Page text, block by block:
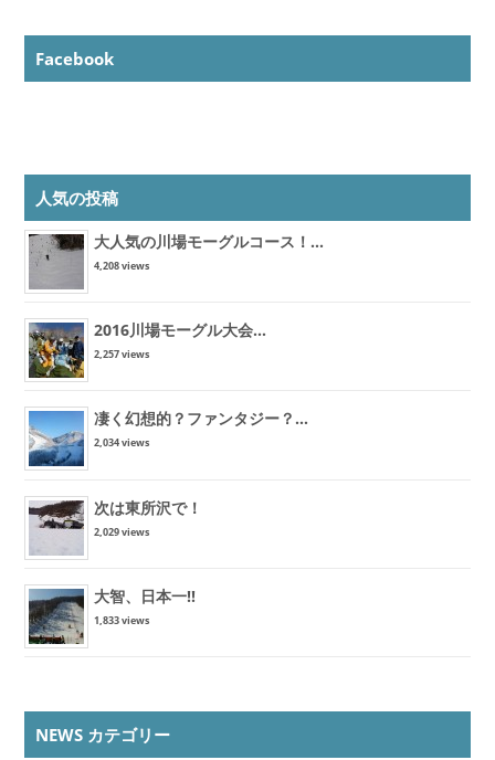
Facebook
人気の投稿
大人気の川場モーグルコース！...
4,208 views
2016川場モーグル大会...
2,257 views
凄く幻想的？ファンタジー？...
2,034 views
次は東所沢で！
2,029 views
大智、日本一!!
1,833 views
NEWS カテゴリー